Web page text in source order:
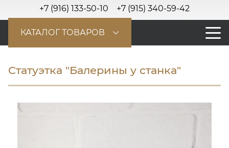
+7 (916) 133-50-10 +7 (915) 340-59-42
КАТАЛОГ ТОВАРОВ
Статуэтка "Балерины у станка"